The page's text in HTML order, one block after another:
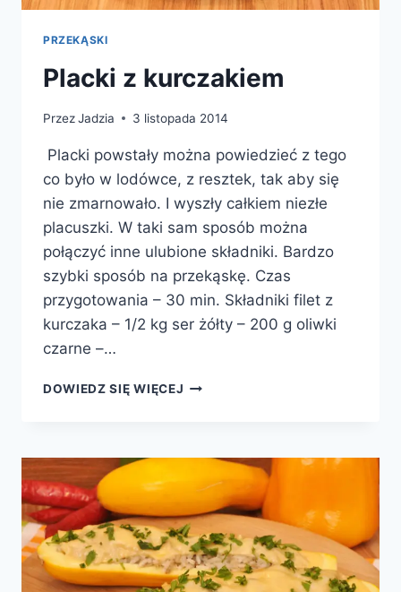
PRZEKĄSKI
Placki z kurczakiem
PrzezJadzia 3 listopada 2014
Placki powstały można powiedzieć z tego
co było w lodówce, z resztek, tak aby się
nie zmarnowało. I wyszły całkiem niezłe
placuszki. W taki sam sposób można
połączyć inne ulubione składniki. Bardzo
szybki sposób na przekąskę. Czas
przygotowania – 30 min. Składniki filet z
kurczaka – 1/2 kg ser żółty – 200 g oliwki
czarne –…
DOWIEDZ SIĘ WIĘCEJ PLACKI